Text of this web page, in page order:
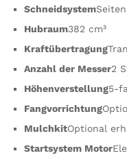
Schneidsystem
Hubraum382 cm³
Kraftübertragung
Anzahl der Messer2
Höhenverstellung5-
Fangvorrichtung
MulchkitOptional
Startsystem Motor